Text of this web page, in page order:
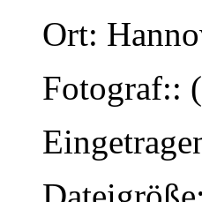
Ort:
Fotograf::